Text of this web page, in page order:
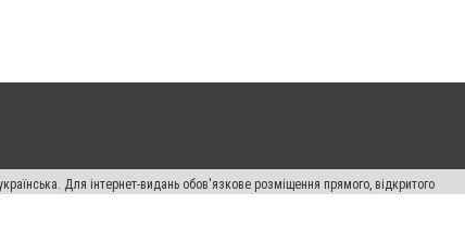
Для інтернет-видань обов'язкове розміщення прямого, відкритого